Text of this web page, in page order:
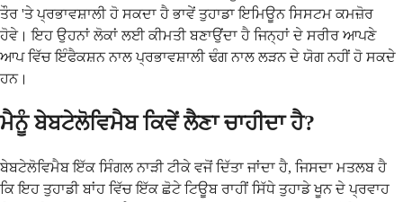
ਤੌਰ 'ਤੇ ਪ੍ਰਭਾਵਸ਼ਾਲੀ ਹੋ ਸਕਦਾ ਹੈ ਭਾਵੇਂ ਤੁਹਾਡਾ ਇਮਿਊਨ ਸਿਸਟਮ ਕਮਜ਼ੋਰ
ਹੋਵੇ। ਇਹ ਉਹਨਾਂ ਲੋਕਾਂ ਲਈ ਕੀਮਤੀ ਬਣਾਉਂਦਾ ਹੈ ਜਿਨ੍ਹਾਂ ਦੇ ਸਰੀਰ ਆਪਣੇ
ਆਪ ਵਿੱਚ ਇੰਫੈਕਸ਼ਨ ਨਾਲ ਪ੍ਰਭਾਵਸ਼ਾਲੀ ਢੰਗ ਨਾਲ ਲੜਨ ਦੇ ਯੋਗ ਨਹੀਂ ਹੋ ਸਕਦੇ
ਹਨ।
ਮੈਨੂੰ ਬੇਬਟੇਲੋਵਿਮੈਬ ਕਿਵੇਂ ਲੈਣਾ ਚਾਹੀਦਾ ਹੈ?
ਬੇਬਟੇਲੋਵਿਮੈਬ ਇੱਕ ਸਿੰਗਲ ਨਾੜੀ ਟੀਕੇ ਵਜੋਂ ਦਿੱਤਾ ਜਾਂਦਾ ਹੈ, ਜਿਸਦਾ ਮਤਲਬ ਹੈ
ਕਿ ਇਹ ਤੁਹਾਡੀ ਬਾਂਹ ਵਿੱਚ ਇੱਕ ਛੋਟੇ ਟਿਊਬ ਰਾਹੀਂ ਸਿੱਧੇ ਤੁਹਾਡੇ ਖੂਨ ਦੇ ਪ੍ਰਵਾਹ